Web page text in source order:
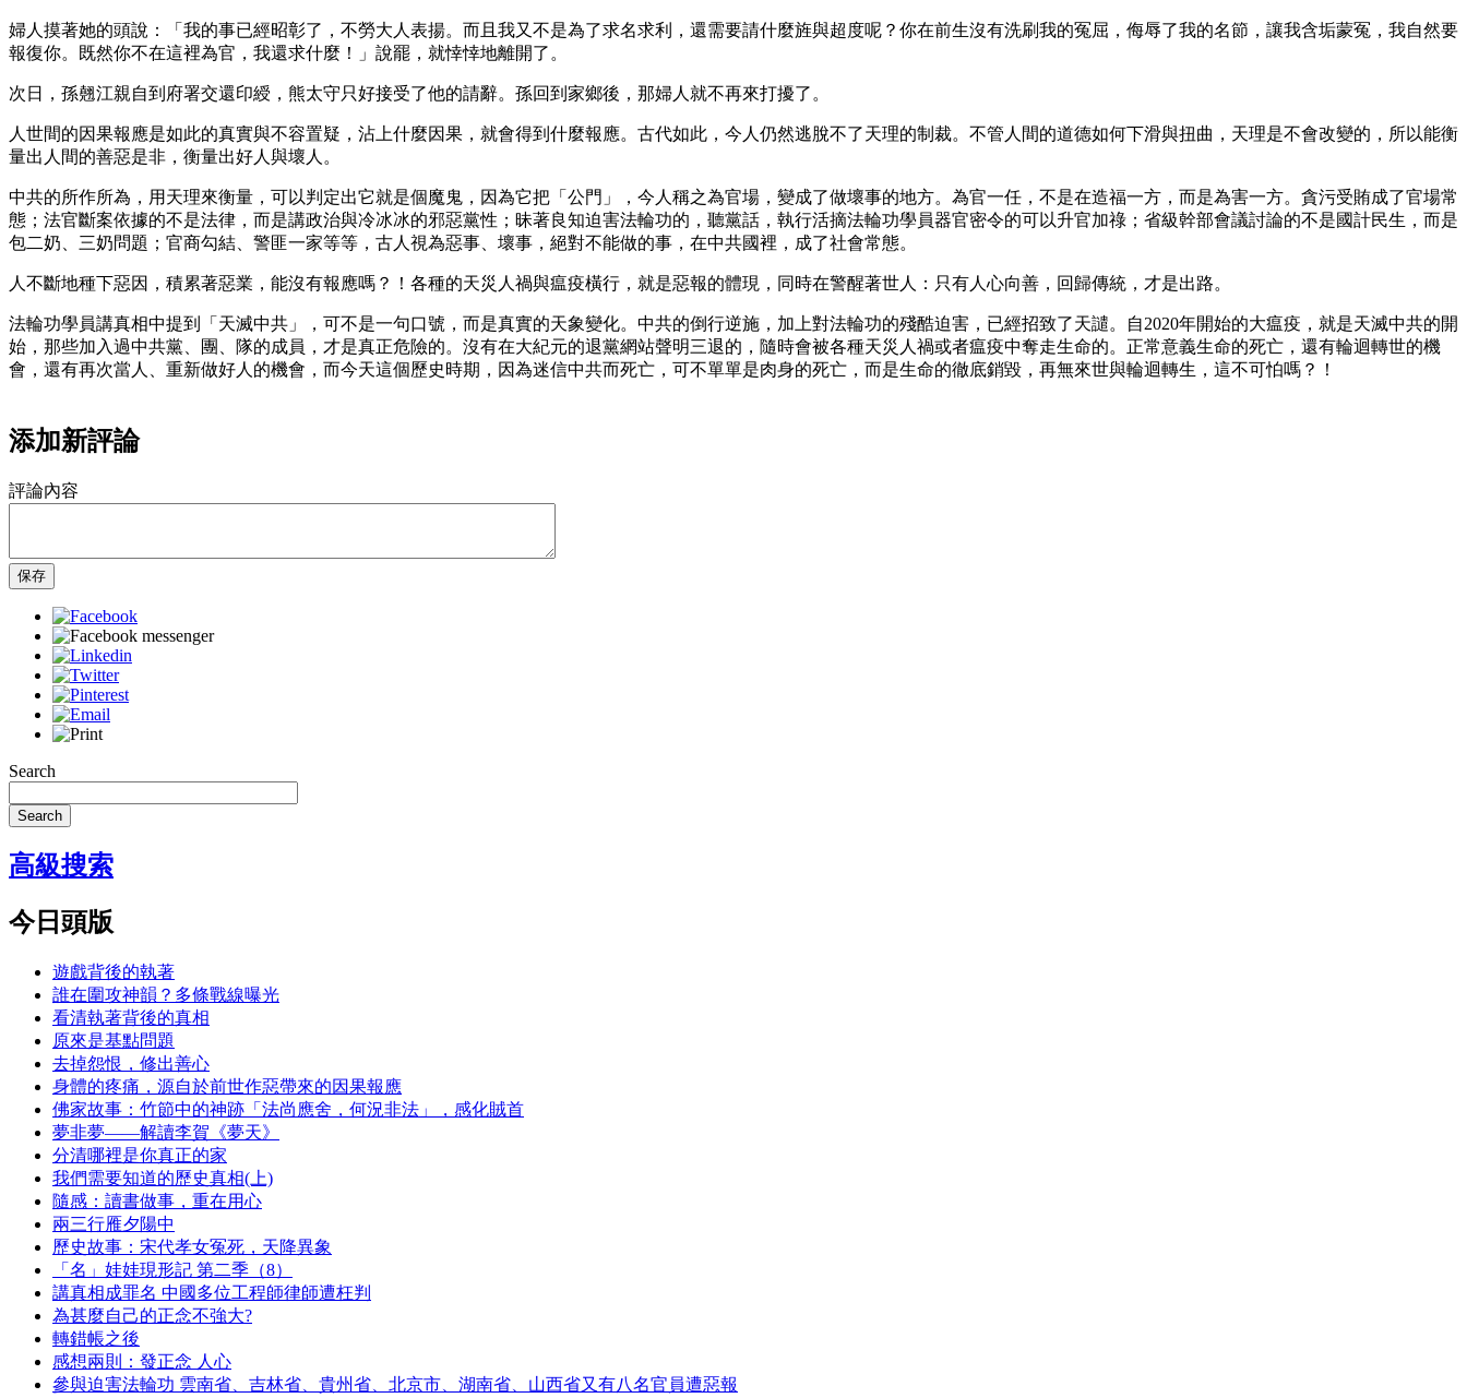
婦人摸著她的頭說：「我的事已經昭彰了，不勞大人表揚。而且我又不是為了求名求利，還需要請什麼旌與超度呢？你在前生沒有洗刷我的冤屈，侮辱了我的名節，讓我含垢蒙冤，我自然要
報復你。既然你不在這裡為官，我還求什麼！」說罷，就悻悻地離開了。
次日，孫翹江親自到府署交還印綬，熊太守只好接受了他的請辭。孫回到家鄉後，那婦人就不再來打擾了。
人世間的因果報應是如此的真實與不容置疑，沾上什麼因果，就會得到什麼報應。古代如此，今人仍然逃脫不了天理的制裁。不管人間的道德如何下滑與扭曲，天理是不會改變的，所以能衡
量出人間的善惡是非，衡量出好人與壞人。
中共的所作所為，用天理來衡量，可以判定出它就是個魔鬼，因為它把「公門」，今人稱之為官場，變成了做壞事的地方。為官一任，不是在造福一方，而是為害一方。貪污受賄成了官場常
態；法官斷案依據的不是法律，而是講政治與冷冰冰的邪惡黨性；昧著良知迫害法輪功的，聽黨話，執行活摘法輪功學員器官密令的可以升官加祿；省級幹部會議討論的不是國計民生，而是
包二奶、三奶問題；官商勾結、警匪一家等等，古人視為惡事、壞事，絕對不能做的事，在中共國裡，成了社會常態。
人不斷地種下惡因，積累著惡業，能沒有報應嗎？！各種的天災人禍與瘟疫橫行，就是惡報的體現，同時在警醒著世人：只有人心向善，回歸傳統，才是出路。
法輪功學員講真相中提到「天滅中共」，可不是一句口號，而是真實的天象變化。中共的倒行逆施，加上對法輪功的殘酷迫害，已經招致了天譴。自2020年開始的大瘟疫，就是天滅中共的開
始，那些加入過中共黨、團、隊的成員，才是真正危險的。沒有在大紀元的退黨網站聲明三退的，隨時會被各種天災人禍或者瘟疫中奪走生命的。正常意義生命的死亡，還有輪迴轉世的機
會，還有再次當人、重新做好人的機會，而今天這個歷史時期，因為迷信中共而死亡，可不單單是肉身的死亡，而是生命的徹底銷毀，再無來世與輪迴轉生，這不可怕嗎？！
添加新評論
評論內容
保存
Search
Search
高級搜索
今日頭版
遊戲背後的執著
誰在圍攻神韻？多條戰線曝光
看清執著背後的真相
原來是基點問題
去掉怨恨，修出善心
身體的疼痛，源自於前世作惡帶來的因果報應
佛家故事：竹節中的神跡「法尚應舍，何況非法」，感化賊首
夢非夢——解讀李賀《夢天》
分清哪裡是你真正的家
我們需要知道的歷史真相(上)
隨感：讀書做事，重在用心
兩三行雁夕陽中
歷史故事：宋代孝女冤死，天降異象
「名」娃娃現形記 第二季（8）
講真相成罪名 中國多位工程師律師遭枉判
為甚麼自己的正念不強大?
轉錯帳之後
感想兩則：發正念 人心
參與迫害法輪功 雲南省、吉林省、貴州省、北京市、湖南省、山西省又有八名官員遭惡報